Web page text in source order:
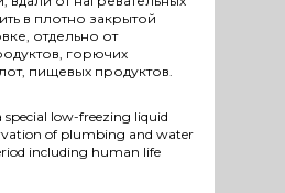
в плотно закрытой
отдельно от
горючих
пищевых продуктов.
special low-freezing liquid
of plumbing and water
including human life